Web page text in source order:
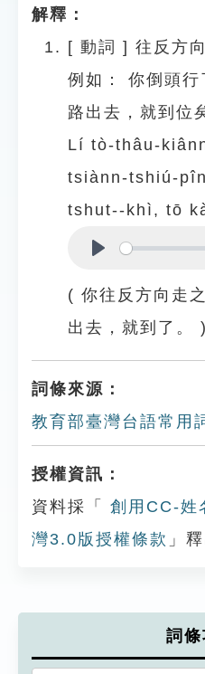
貓頭鷹博士
解釋：
[ 動詞 ] 往反方
例如：
你倒頭行
路出去，就到位
Lí tò-thâu-
tsiànn-tshiú-
tshut--khì, tō
( 你往反方向走
出去，就到了。 )
詞條來源：
教育部臺灣台語常用
授權資訊：
資料採「
創用CC-姓
灣3.0版授權條款 」
詞